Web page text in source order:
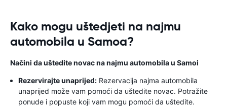
Kako mogu uštedjeti na najmu
automobila u Samoa?
Načini da uštedite novac na najmu automobila u Samoi
Rezervirajte unaprijed: Rezervacija najma automobila
unaprijed može vam pomoći da uštedite novac. Potražite
ponude i popuste koji vam mogu pomoći da uštedite.